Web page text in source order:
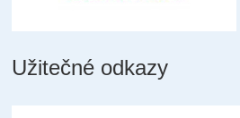
Užitečné odkazy